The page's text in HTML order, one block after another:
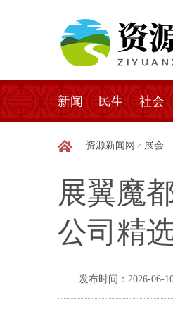
新闻 民生 社会
资源新闻网 > 展会
展翼魔
公司精
发布时间：2026-06-